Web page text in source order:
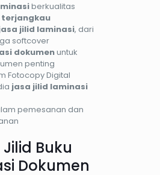
berkualitas
jilid laminasi, dari
softcover
dokumenuntuk
penting
Fotocopy Digital
jasa jilid laminasi
pemesanan dan
Buku
Dokumen